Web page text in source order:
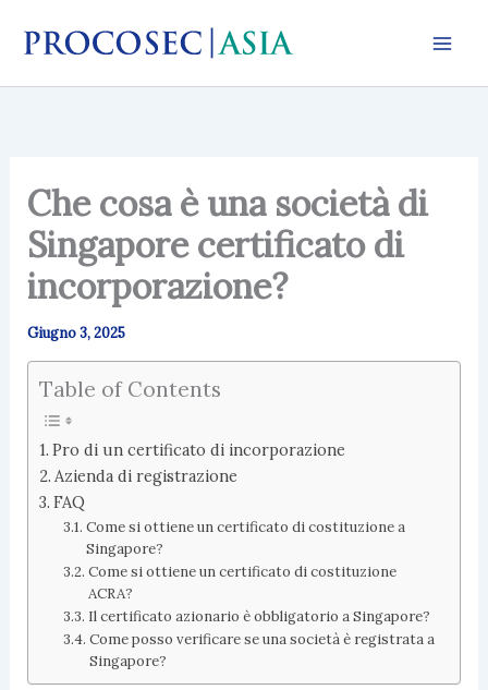
Che cosa è una società di
Singapore certificato di
incorporazione?
Giugno 3, 2025
Table of Contents
Pro di un certificato di incorporazione
Azienda di registrazione
FAQ
Come si ottiene un certificato di costituzione a
Singapore?
Come si ottiene un certificato di costituzione
ACRA?
Il certificato azionario è obbligatorio a Singapore?
Come posso verificare se una società è registrata a
Singapore?